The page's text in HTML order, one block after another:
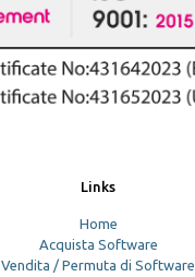
Links
Home
Acquista Software
Vendita / Permuta di Software